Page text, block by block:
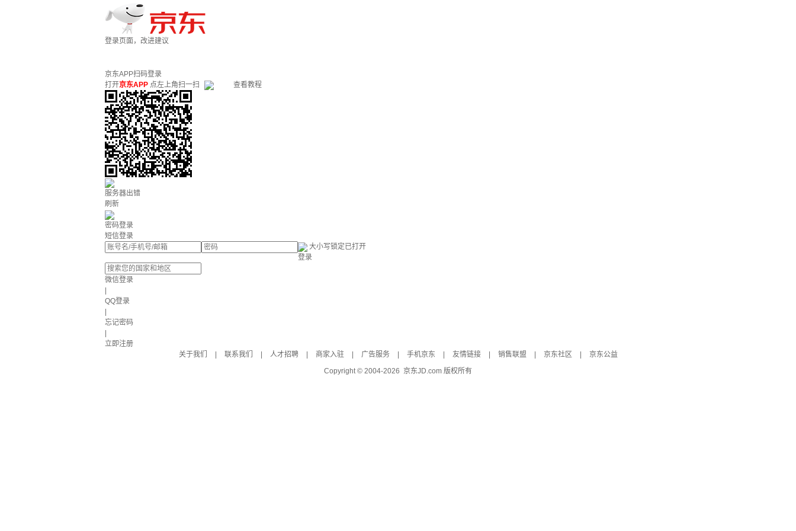
登录页面，改进建议
京东APP扫码登录
打开京东APP 点左上角扫一扫 查看教程
服务器出错
刷新
密码登录
短信登录
大小写锁定已打开
登录
微信登录
QQ登录
忘记密码
立即注册
关于我们
联系我们 人才招聘 商家入驻 广告服务 手机京东 友情链接 销售联盟 京东社区
京东公益
Copyright © 2004-2026 京东JD.com 版权所有